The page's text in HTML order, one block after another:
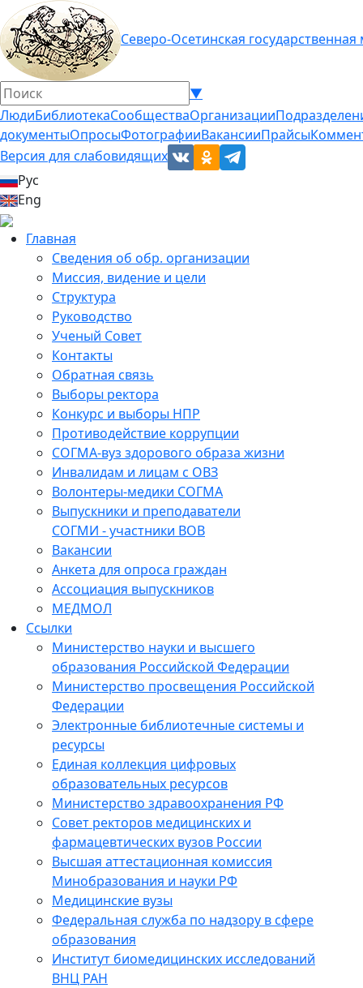
Северо-Осетинская
▼
ЛюдиБиблиотекаСообществаОрганизации
документыОпросыФотографииВакансииПрайсы
Версия для слабовидящих
Рус
Eng
Главная
Сведения об обр. организации
Миссия, видение и цели
Структура
Руководство
Ученый Совет
Контакты
Обратная связь
Выборы ректора
Конкурс и выборы НПР
Противодействие коррупции
СОГМА-вуз здорового образа жизни
Инвалидам и лицам с ОВЗ
Волонтеры-медики СОГМА
Выпускники и преподаватели
СОГМИ - участники ВОВ
Вакансии
Анкета для опроса граждан
Ассоциация выпускников
МЕДМОЛ
Ссылки
Министерство науки и высшего
образования Российской Федерации
Министерство просвещения Российской
Федерации
Электронные библиотечные системы и
ресурсы
Единая коллекция цифровых
образовательных ресурсов
Министерство здравоохранения РФ
Совет ректоров медицинских и
фармацевтических вузов России
Высшая аттестационная комиссия
Минобразования и науки РФ
Медицинские вузы
Федеральная служба по надзору в сфере
образования
Институт биомедицинских исследований
ВНЦ РАН